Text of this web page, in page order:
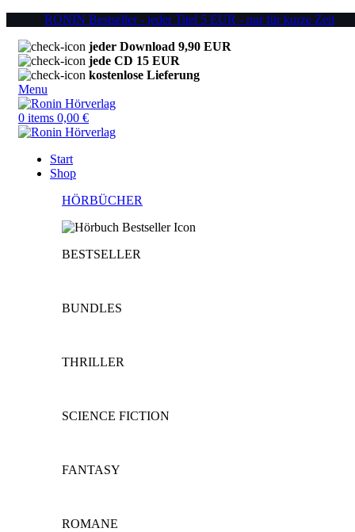
RONIN Bestseller - jeder Titel 5 EUR - nur für kurze Zeit
jeder Download 9,90 EUR
jede CD 15 EUR
kostenlose Lieferung
Menu
0 items 0,00 €
Start
Shop
HÖRBÜCHER
BESTSELLER
BUNDLES
THRILLER
SCIENCE FICTION
FANTASY
ROMANE